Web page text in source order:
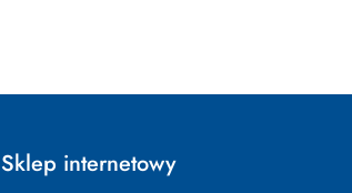
Sklep internetowy